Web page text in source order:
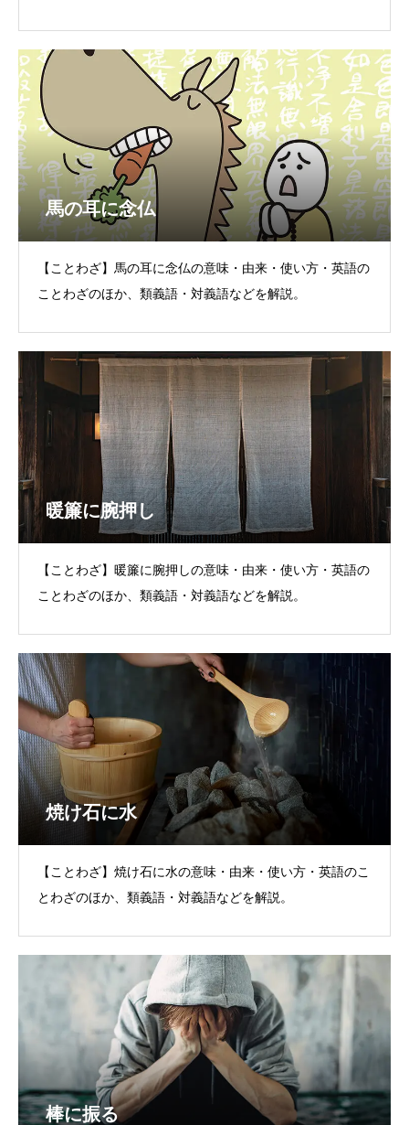
馬の耳に念仏
【ことわざ】馬の耳に念仏の意味・由来・使い方・英語の
ことわざのほか、類義語・対義語などを解説。
暖簾に腕押し
【ことわざ】暖簾に腕押しの意味・由来・使い方・英語の
ことわざのほか、類義語・対義語などを解説。
焼け石に水
【ことわざ】焼け石に水の意味・由来・使い方・英語のこ
とわざのほか、類義語・対義語などを解説。
棒に振る